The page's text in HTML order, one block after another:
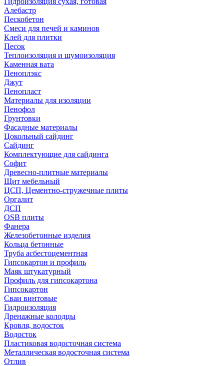
Алебастр
Пескобетон
Смеси для печей и каминов
Клей для плитки
Песок
Теплоизоляция и шумоизоляция
Каменная вата
Пеноплэкс
Джут
Пенопласт
Материалы для изоляции
Пенофол
Грунтовки
Фасадные материалы
Цокольный сайдинг
Сайдинг
Комплектующие для сайдинга
Софит
Древесно-плитные материалы
Щит мебельный
ЦСП, Цементно-стружечные плиты
Оргалит
ДСП
OSB плиты
Фанера
Железобетонные изделия
Кольца бетонные
Труба асбестоцементная
Гипсокартон и профиль
Маяк штукатурный
Профиль для гипсокартона
Гипсокартон
Сваи винтовые
Гидроизоляция
Дренажные колодцы
Кровля, водосток
Водосток
Пластиковая водосточная система
Металлическая водосточная система
Отлив